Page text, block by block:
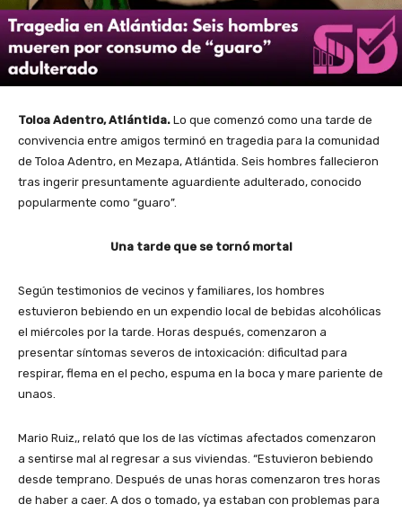
Toloa Adentro, Atlántida. Lo que comenzó como una tarde de
convivencia entre amigos terminó en tragedia para la comunidad
de Toloa Adentro, en Mezapa, Atlántida. Seis hombres fallecieron
tras ingerir presuntamente aguardiente adulterado, conocido
popularmente como “guaro”.
Una tarde que se tornó mortal
Según testimonios de vecinos y familiares, los hombres
estuvieron bebiendo en un expendio local de bebidas alcohólicas
el miércoles por la tarde. Horas después, comenzaron a
presentar síntomas severos de intoxicación: dificultad para
respirar, flema en el pecho, espuma en la boca y mare pariente de
unaos.
Mario Ruiz,, relató que los de las víctimas afectados comenzaron
a sentirse mal al regresar a sus viviendas. “Estuvieron bebiendo
desde temprano. Después de unas horas comenzaron tres horas
de haber a caer. A dos o tomado, ya estaban con problemas para